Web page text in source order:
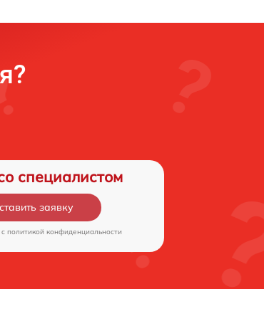
специалистом
заявку
c политикой конфиденциальности